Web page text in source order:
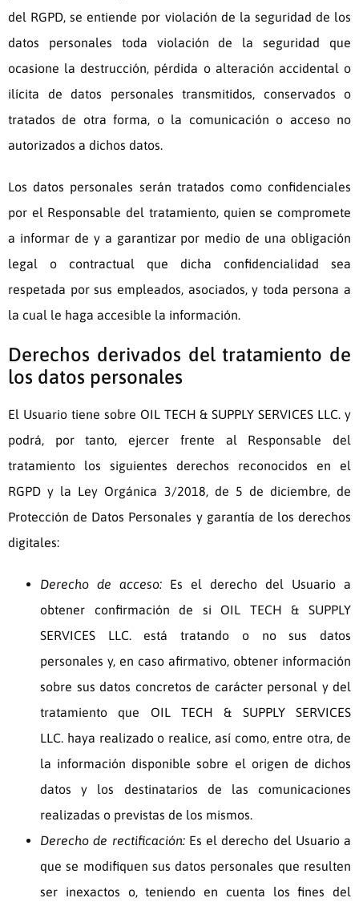
del RGPD, se entiende por violación de la seguridad de los
datos personales toda violación de la seguridad que
ocasione la destrucción, pérdida o alteración accidental o
ilícita de datos personales transmitidos, conservados o
tratados de otra forma, o la comunicación o acceso no
autorizados a dichos datos.
Los datos personales serán tratados como confidenciales
por el Responsable del tratamiento, quien se compromete
a informar de y a garantizar por medio de una obligación
legal o contractual que dicha confidencialidad sea
respetada por sus empleados, asociados, y toda persona a
la cual le haga accesible la información.
Derechos derivados del tratamiento de
los datos personales
El Usuario tiene sobre OIL TECH & SUPPLY SERVICES LLC. y
podrá, por tanto, ejercer frente al Responsable del
tratamiento los siguientes derechos reconocidos en el
RGPD y la Ley Orgánica 3/2018, de 5 de diciembre, de
Protección de Datos Personales y garantía de los derechos
digitales:
Derecho de acceso: Es el derecho del Usuario a
obtener confirmación de si OIL TECH & SUPPLY
SERVICES LLC.está tratando o no sus datos
personales y, en caso afirmativo, obtener información
sobre sus datos concretos de carácter personal y del
tratamiento que OIL TECH & SUPPLY SERVICES
LLC. haya realizado o realice, así como, entre otra, de
la información disponible sobre el origen de dichos
datos y los destinatarios de las comunicaciones
realizadas o previstas de los mismos.
Derecho de rectificación:Es el derecho del Usuario a
que se modifiquen sus datos personales que resulten
ser inexactos o, teniendo en cuenta los fines del